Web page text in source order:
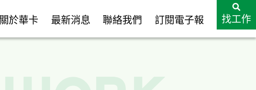
關於華卡 最新消息 聯絡我們 訂閱電子報 找工作